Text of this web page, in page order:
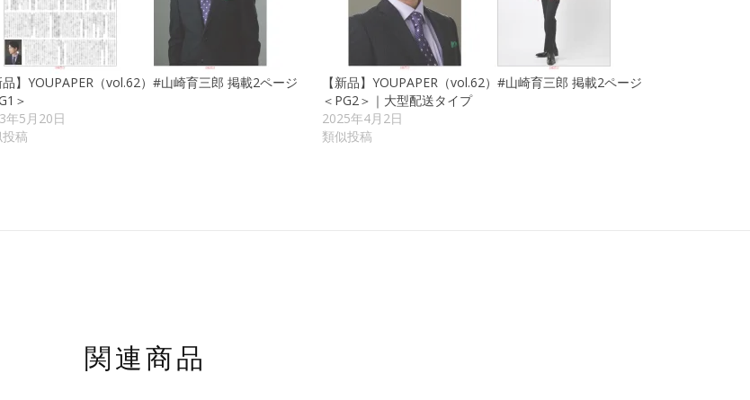
品】YOUPAPER（vol.62）#山崎育三郎 掲載2ページ
＞
年5月20日
稿
【新品】YOUPAPER（vol.62）#山崎育三郎 掲載2ページ
＜PG2＞｜大型配送タイプ
2025年4月2日
類似投稿
関連商品